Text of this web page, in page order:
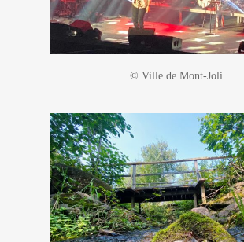
© Ville de Mont-Joli